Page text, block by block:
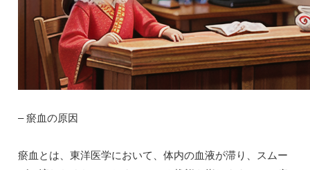
– 瘀血の原因
瘀血とは、東洋医学において、体内の血液が滞り、スムー